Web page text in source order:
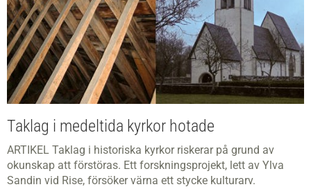
Taklag i medeltida kyrkor hotade
ARTIKEL Taklag i historiska kyrkor riskerar på grund av
okunskap att förstöras. Ett forskningsprojekt, lett av Ylva
Sandin vid Rise, försöker värna ett stycke kulturarv.